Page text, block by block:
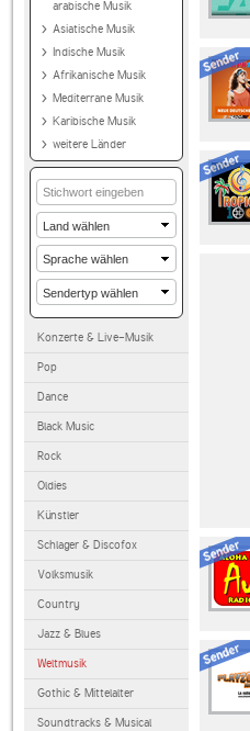
arabische Musik
Asiatische Musik
Indische Musik
Afrikanische Musik
Mediterrane Musik
Karibische Musik
weitere Länder
Konzerte & Live-Musik
Pop
Dance
Black Music
Rock
Oldies
Künstler
Schlager & Discofox
Volksmusik
Country
Jazz & Blues
Weltmusik
Gothic & Mittelalter
Soundtracks & Musical